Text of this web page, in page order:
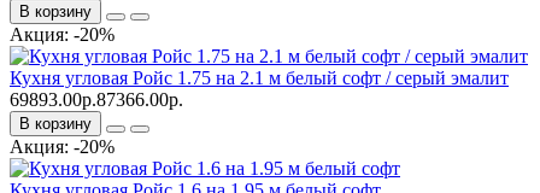
В корзину
Акция: -20%
Кухня угловая Ройс 1.75 на 2.1 м белый софт / серый эмалит
69893.00р.87366.00р.
В корзину
Акция: -20%